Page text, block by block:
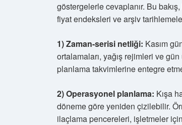
göstergelerle cevaplanır. Bu
fiyat endeksleri ve arşiv
1) Zaman-serisi netliği: Kasım
ortalamaları, yağış rejimleri ve
planlama takvimlerine entegre
2) Operasyonel planlama: Kışa
döneme göre yeniden çizilebilir.
ilaçlama pencereleri, işletmeler